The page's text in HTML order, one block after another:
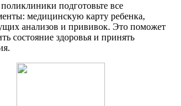
подготовьте все
медицинскую карту ребенка,
анализов и прививок. Это поможет
состояние здоровья и принять